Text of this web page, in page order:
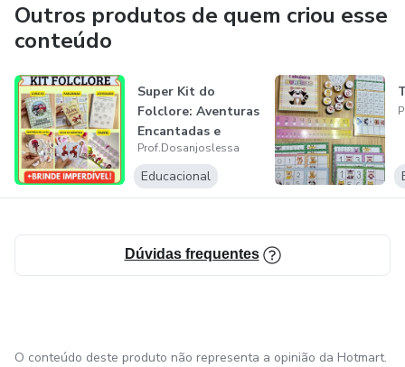
Outros produtos de quem criou esse
conteúdo
Super Kit do
Folclore: Aventuras
Encantadas e
Tradições Viva
Prof.Dosanjoslessa
Educacional
Dúvidas frequentes
O conteúdo deste produto não representa a opinião da Hotmart.